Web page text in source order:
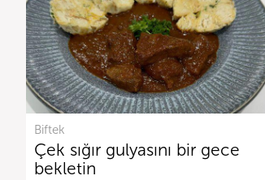
Biftek
Çek sığır gulyasını bir gece
bekletin